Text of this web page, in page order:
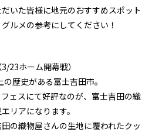
いた皆様に地元のおすすめスポット
ルメの参考にしてください！
23ホーム開幕戦）
歴史がある富士吉田市。
ェスにて好評なのが、富士吉田の織
リアになります。
の織物屋さんの生地に覆われたクッ